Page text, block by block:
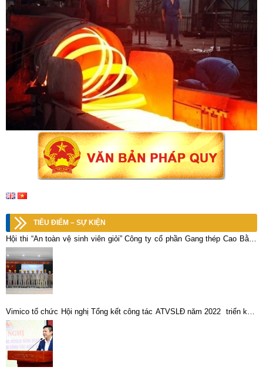
TIÊU ĐIỂM – SỰ KIỆN
Hội thi “An toàn vệ sinh viên giỏi” Công ty cổ phần Gang thép Cao Bằng
lần thứ V, năm 2023 thành công tốt đẹp
Vimico tổ chức Hội nghị Tổng kết công tác ATVSLĐ năm 2022 triển khai
nhiệm vụ công tác năm 2023